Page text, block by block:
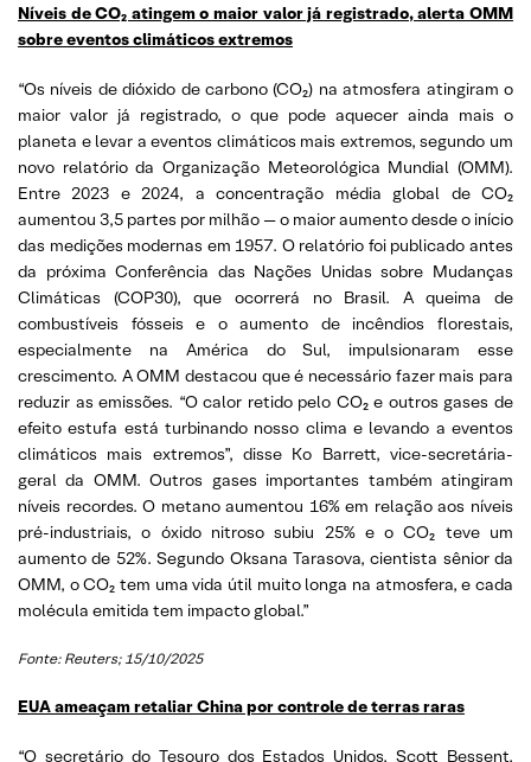
Níveis de CO₂ atingem o maior valor já registrado, alerta OMM
sobre eventos climáticos extremos
“Os níveis de dióxido de carbono (CO₂) na atmosfera atingiram o
maior valor já registrado, o que pode aquecer ainda mais o
planeta e levar a eventos climáticos mais extremos, segundo um
novo relatório da Organização Meteorológica Mundial (OMM).
Entre 2023 e 2024, a concentração média global de CO₂
aumentou 3,5 partes por milhão — o maior aumento desde o início
das medições modernas em 1957. O relatório foi publicado antes
da próxima Conferência das Nações Unidas sobre Mudanças
Climáticas (COP30), que ocorrerá no Brasil. A queima de
combustíveis fósseis e o aumento de incêndios florestais,
especialmente na América do Sul, impulsionaram esse
crescimento. A OMM destacou que é necessário fazer mais para
reduzir as emissões. “O calor retido pelo CO₂ e outros gases de
efeito estufa está turbinando nosso clima e levando a eventos
climáticos mais extremos”, disse Ko Barrett, vice-secretária-
geral da OMM. Outros gases importantes também atingiram
níveis recordes. O metano aumentou 16% em relação aos níveis
pré-industriais, o óxido nitroso subiu 25% e o CO₂ teve um
aumento de 52%. Segundo Oksana Tarasova, cientista sênior da
OMM, o CO₂ tem uma vida útil muito longa na atmosfera, e cada
molécula emitida tem impacto global.”
Fonte: Reuters; 15/10/2025
EUA ameaçam retaliar China por controle de terras raras
“O secretário do Tesouro dos Estados Unidos, Scott Bessent,